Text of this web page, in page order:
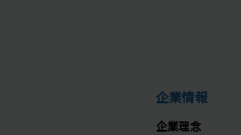
企業情報
企業理念